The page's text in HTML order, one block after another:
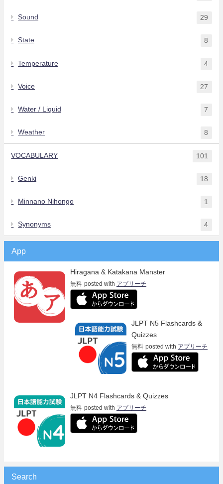
Sound 29
State 8
Temperature 4
Voice 27
Water / Liquid 7
Weather 8
VOCABULARY 101
Genki 18
Minnano Nihongo 1
Synonyms 4
App
Hiragana & Katakana Manster
無料 posted with アプリーチ
JLPT N5 Flashcards &
Quizzes
無料 posted with アプリーチ
JLPT N4 Flashcards & Quizzes
無料 posted with アプリーチ
Search